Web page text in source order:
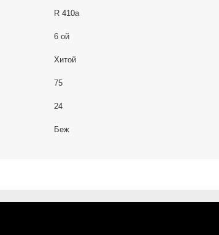
R 410a
6 ой
Хитой
75
24
Беж